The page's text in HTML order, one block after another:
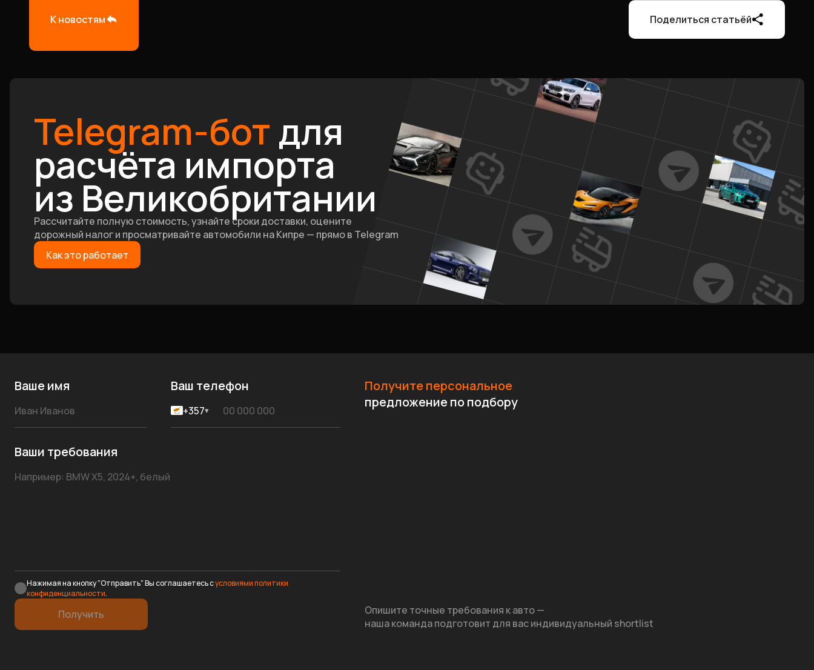
К новостям
Поделиться статьёй
Telegram-ботдля
расчёта импорта
из Великобритании
Рассчитайте полную стоимость, узнайте сроки доставки, оцените
дорожный налог и просматривайте автомобили на Кипре — прямо в Telegram
Как это работает
Ваше имя Ваш телефон
+357▾
Ваши требования
Нажимая на кнопку "Отправить" Вы соглашаетесь сусловиями политики
конфиденциальности.
Получить
Получите персональное
предложение по подбору
Опишите точные требования к авто —
наша команда подготовит для вас индивидуальный shortlist